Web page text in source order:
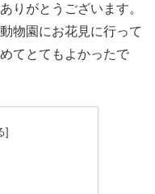
りがとうございます。
物園にお花見に行って
てとてもよかったで